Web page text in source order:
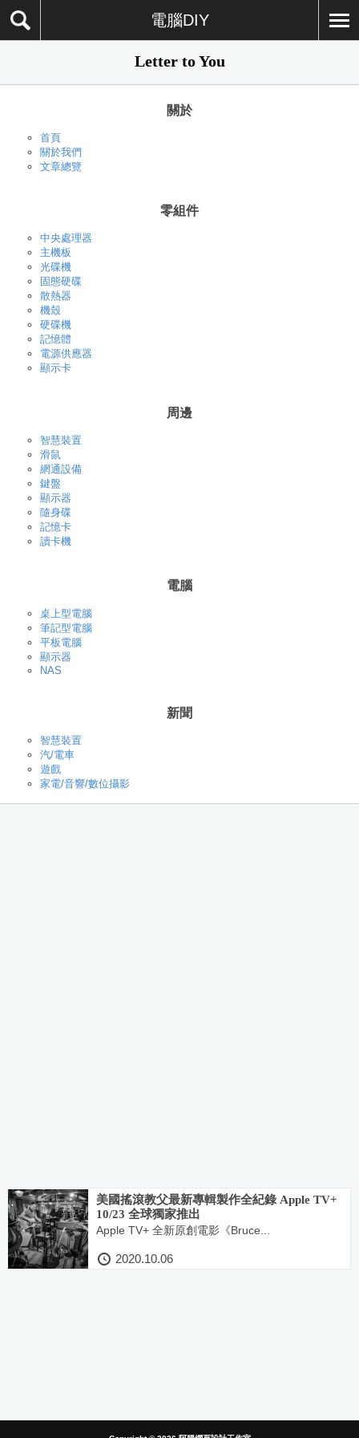
電腦DIY
Letter to You
關於
首頁
關於我們
文章總覽
零組件
中央處理器
主機板
光碟機
固態硬碟
散熱器
機殼
硬碟機
記憶體
電源供應器
顯示卡
周邊
智慧裝置
滑鼠
網通設備
鍵盤
顯示器
隨身碟
記憶卡
讀卡機
電腦
桌上型電腦
筆記型電腦
平板電腦
顯示器
NAS
新聞
智慧裝置
汽/電車
遊戲
家電/音響/數位攝影
美國搖滾教父最新專輯製作全紀錄 Apple TV+
10/23 全球獨家推出
Apple TV+ 全新原創電影《Bruce...
2020.10.06